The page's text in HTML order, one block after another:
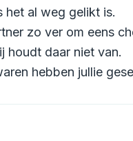
het al weg gelikt is.
zo ver om eens
houdt daar niet van.
hebben jullie